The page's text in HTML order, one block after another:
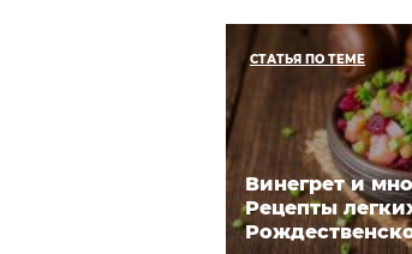
СТАТЬЯ ПО ТЕМЕ
Винегрет и
Рецепты